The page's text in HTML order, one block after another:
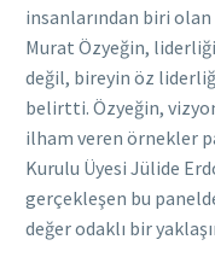
insanlarından biri olan
Murat Özyeğin,
değil, bireyin öz
belirtti. Özyeğin,
ilham veren örnekler
Kurulu Üyesi Jülide
gerçekleşen bu
değer odaklı bir